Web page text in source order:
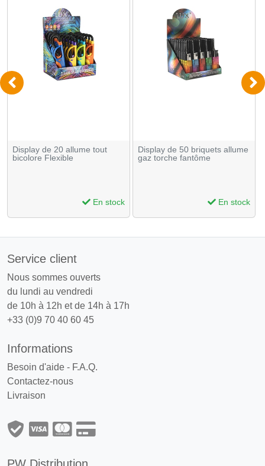
Display de 20 allume tout
bicolore Flexible
En stock
Display de 50 briquets allume
gaz torche fantôme
En stock
Service client
Nous sommes ouverts
du lundi au vendredi
de 10h à 12h et de 14h à 17h
+33 (0)9 70 40 60 45
Informations
Besoin d'aide - F.A.Q.
Contactez-nous
Livraison